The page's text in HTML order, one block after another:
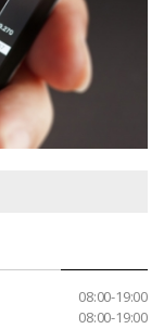
08:00-19:00
08:00-19:00